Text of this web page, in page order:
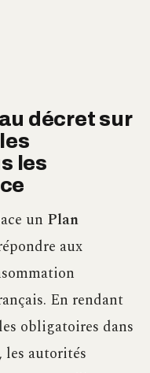
décret sur
les
un Plan
aux
En rendant
obligatoires dans
les autorités